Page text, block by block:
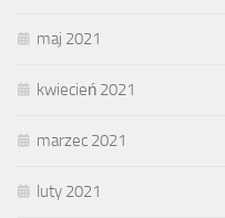
maj 2021
kwiecień 2021
marzec 2021
luty 2021